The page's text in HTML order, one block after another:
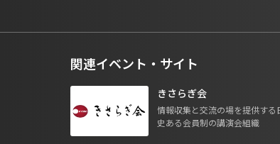
関連イベント・サイト
きさらぎ会
情報収集と交流の場を提供する
史ある会員制の講演会組織